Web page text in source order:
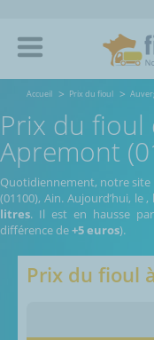
Accueil Prix du fioul
Prix du fioul
Apremont
Quotidiennement, notre
(01100), Ain. Aujourd’hui, le ,
litres. Il est en hausse
différence de+5 euros).
Prix du fioul à